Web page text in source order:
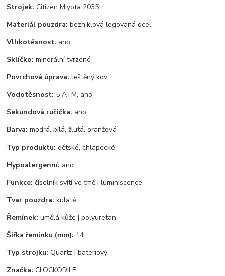
Strojek: Citizen Miyota 2035
Materiál pouzdra: bezniklová legovaná ocel
Vlhkotěsnost: ano
Sklíčko: minerální tvrzené
Povrchová úprava: leštěný kov
Vodotěsnost: 5 ATM, ano
Sekundová ručička: ano
Barva: modrá, bílá, žlutá, oranžová
Typ produktu: dětské, chlapecké
Hypoalergenní: ano
Funkce: číselník svítí ve tmě | luminiscence
Tvar pouzdra: kulaté
Řemínek: umělá kůže | polyuretan
Šířka řemínku (mm): 14
Typ strojku: Quartz | bateriový
Značka: CLOCKODILE